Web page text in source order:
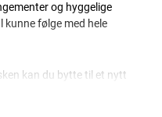
og hyggelige
kunne følge med hele
kan du bytte til et nytt
noen få øyeblikk, og du